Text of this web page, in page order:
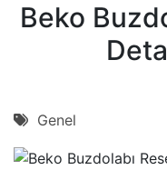
Beko
Genel